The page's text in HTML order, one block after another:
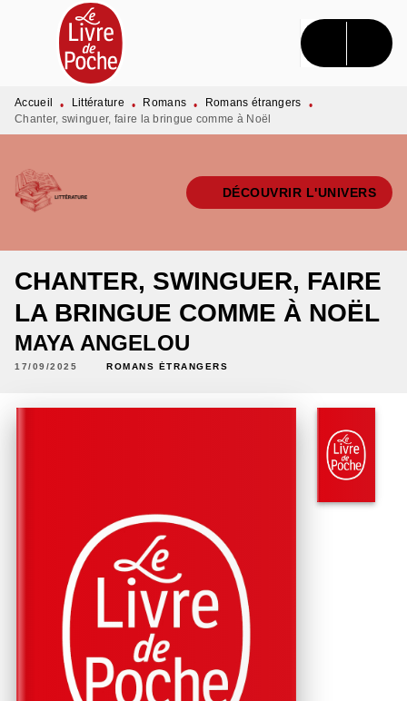
MENU RECHERCHE CONTENU
PIED DE PAGE
Accueil • Littérature • Romans • Romans étrangers
•
Chanter, swinguer, faire la bringue comme à Noël
DÉCOUVRIR L'UNIVERS
CHANTER, SWINGUER, FAIRE
LA BRINGUE COMME À NOËL
MAYA ANGELOU
17/09/2025 ROMANS ÉTRANGERS